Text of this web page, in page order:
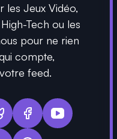
les Jeux Vidéo,
Tech ou les
pour ne rien
compte,
feed.